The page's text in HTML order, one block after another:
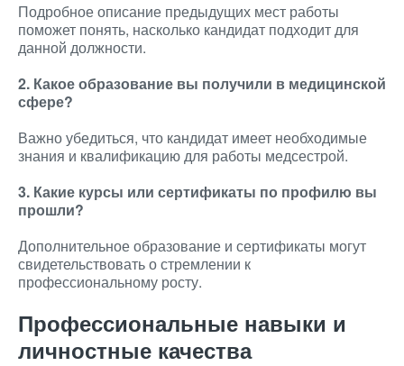
Подробное описание предыдущих мест работы
поможет понять, насколько кандидат подходит для
данной должности.
2. Какое образование вы получили в медицинской
сфере?
Важно убедиться, что кандидат имеет необходимые
знания и квалификацию для работы медсестрой.
3. Какие курсы или сертификаты по профилю вы
прошли?
Дополнительное образование и сертификаты могут
свидетельствовать о стремлении к
профессиональному росту.
Профессиональные навыки и
личностные качества